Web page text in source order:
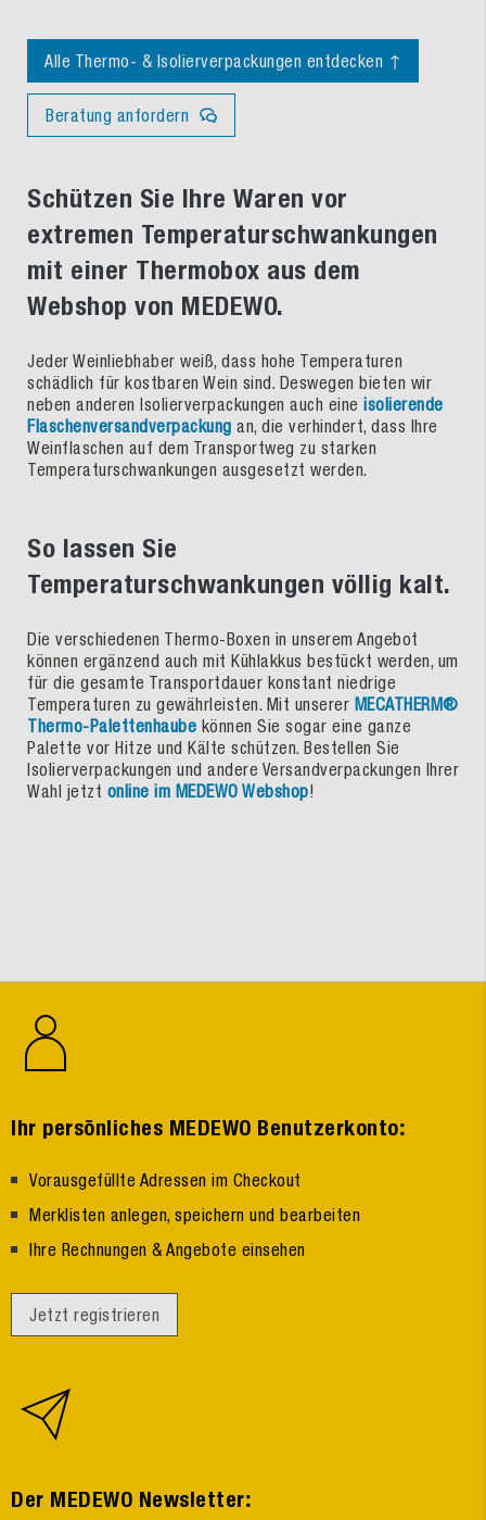
Alle Thermo- & Isolierverpackungen entdecken ↑
Beratung anfordern
Schützen Sie Ihre Waren vor
extremen Temperaturschwankungen
mit einer Thermobox aus dem
Webshop von MEDEWO.
Jeder Weinliebhaber weiß, dass hohe Temperaturen
schädlich für kostbaren Wein sind. Deswegen bieten wir
neben anderen Isolierverpackungen auch eine isolierende
Flaschenversandverpackung an, die verhindert, dass Ihre
Weinflaschen auf dem Transportweg zu starken
Temperaturschwankungen ausgesetzt werden.
So lassen Sie
Temperaturschwankungen völlig kalt.
Die verschiedenen Thermo-Boxen in unserem Angebot
können ergänzend auch mit Kühlakkus bestückt werden, um
für die gesamte Transportdauer konstant niedrige
Temperaturen zu gewährleisten. Mit unserer MECATHERM®
Thermo-Palettenhaube können Sie sogar eine ganze
Palette vor Hitze und Kälte schützen. Bestellen Sie
Isolierverpackungen und andere Versandverpackungen Ihrer
Wahl jetzt online im MEDEWO Webshop!
Ihr persönliches MEDEWO Benutzerkonto:
Vorausgefüllte Adressen im Checkout
Merklisten anlegen, speichern und bearbeiten
Ihre Rechnungen & Angebote einsehen
Jetzt registrieren
Der MEDEWO Newsletter: